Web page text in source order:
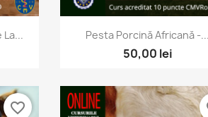
Vizualizare rapida
Pesta Porcină Africană -...
50,00 lei
favorite_border